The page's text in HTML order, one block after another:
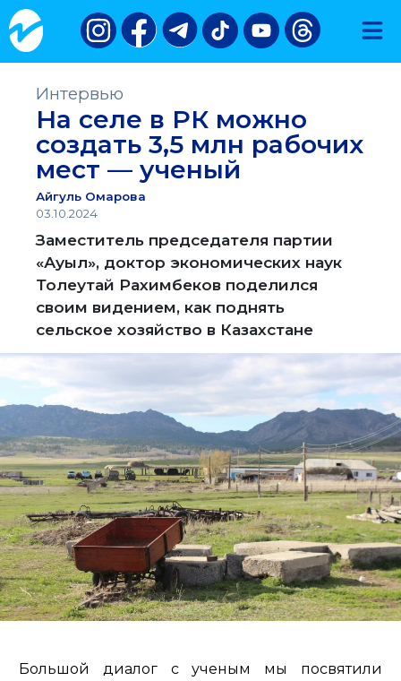
Интервью
На селе в РК можно
создать 3,5 млн рабочих
мест — ученый
Айгуль Омарова
03.10.2024
Заместитель председателя партии
«Ауыл», доктор экономических наук
Толеутай Рахимбеков поделился
своим видением, как поднять
сельское хозяйство в Казахстане
Большой диалог с ученым мы посвятили